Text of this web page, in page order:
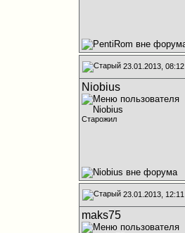
23.01.2013, 08:12
Niobius
Старожил
23.01.2013, 12:11
maks75